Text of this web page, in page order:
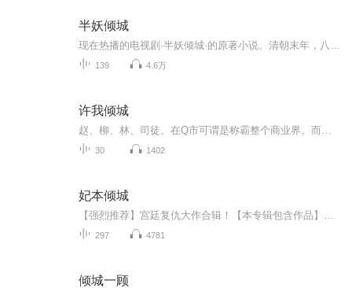
半妖倾城
139 4.6万
许我倾城
30 1402
妃本倾城
297 4781
倾城一顾